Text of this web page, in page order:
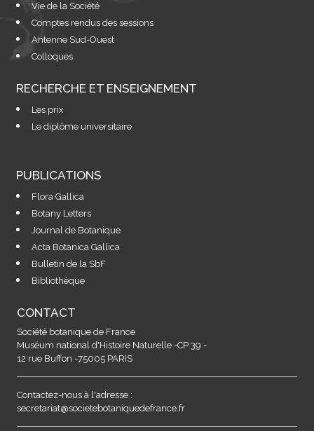
Vie de la Société
Comptes rendus des sessions
Antenne Sud-Ouest
Colloques
RECHERCHE ET ENSEIGNEMENT
Les prix
Le diplôme universitaire
PUBLICATIONS
Flora Gallica
Botany Letters
Journal de Botanique
Acta Botanica Gallica
Bulletin de la SbF
Bibliothèque
CONTACT
Société botanique de France
Muséum national d'Histoire Naturelle -CP 39 -
12 rue Buffon -75005 PARIS
Contactez-nous à l'adresse :
secretariat@societebotaniquedefrance.fr